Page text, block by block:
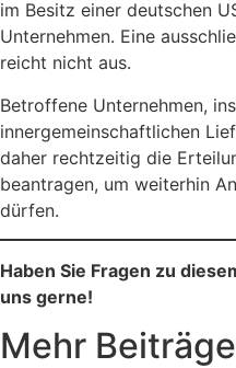
im Besitz einer deutschen
Unternehmen. Eine
reicht nicht aus.
Betroffene Unternehmen,
innergemeinschaftlichen
daher rechtzeitig die
beantragen, um weiterhin
dürfen.
Haben Sie Fragen zu
uns gerne!
Mehr